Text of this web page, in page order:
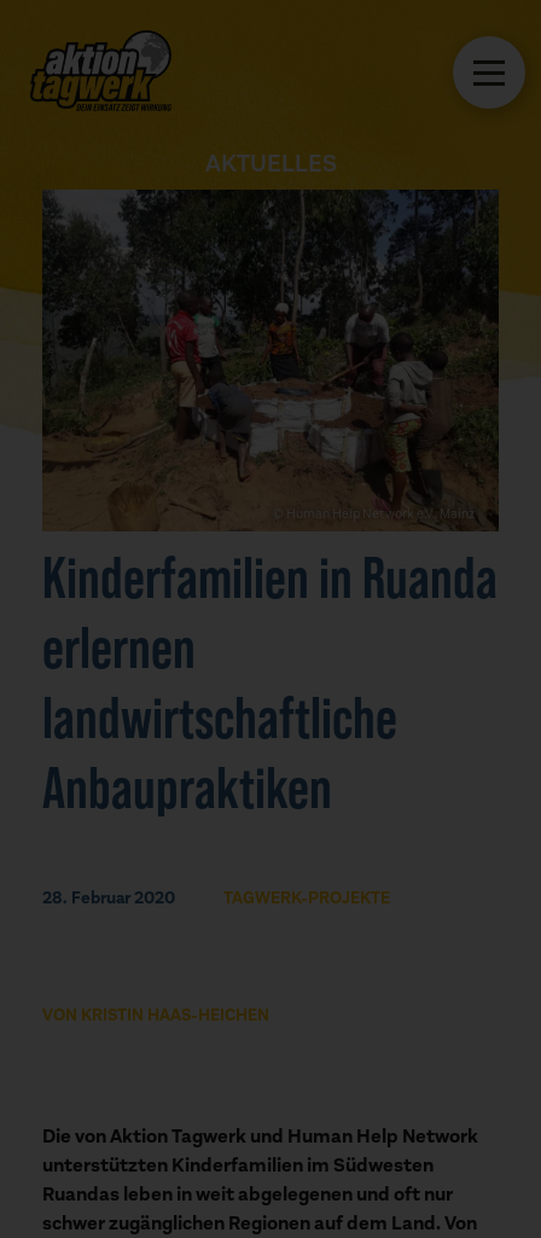
AKTUELLES
© Human Help Network e.V., Mainz
Kinderfamilien in Ruanda
erlernen
landwirtschaftliche
Anbaupraktiken
28. Februar 2020 TAGWERK-PROJEKTE
VON KRISTIN HAAS-HEICHEN
Die von Aktion Tagwerk und Human Help Network
unterstützten Kinderfamilien im Südwesten
Ruandas leben in weit abgelegenen und oft nur
schwer zugänglichen Regionen auf dem Land. Von